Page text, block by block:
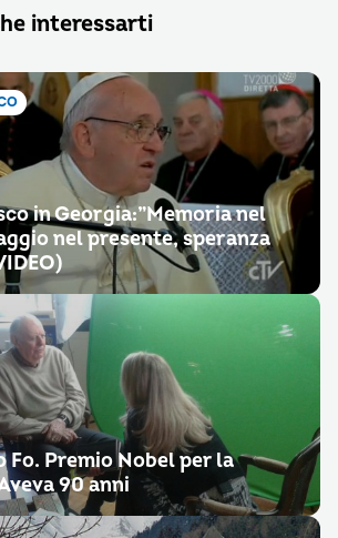
interessarti
in Georgia:”Memoria nel
nel presente, speranza
Fo. Premio Nobel per la
90 anni